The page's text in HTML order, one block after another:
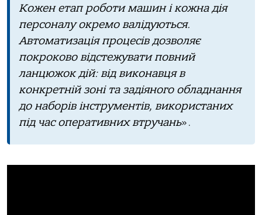
Кожен етап роботи машин і кожна дія
персоналу окремо валідуються.
Автоматизація процесів дозволяє
покроково відстежувати повний
ланцюжок дій: від виконавця в
конкретній зоні та задіяного обладнання
до наборів інструментів, використаних
під час оперативних втручань».